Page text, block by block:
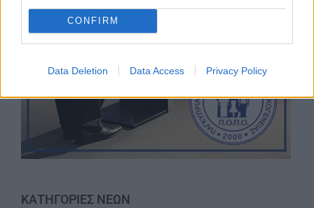
CONFIRM
Data Deletion Data Access Privacy Policy
ΚΑΤΗΓΟΡΙΕΣ ΝΕΩΝ